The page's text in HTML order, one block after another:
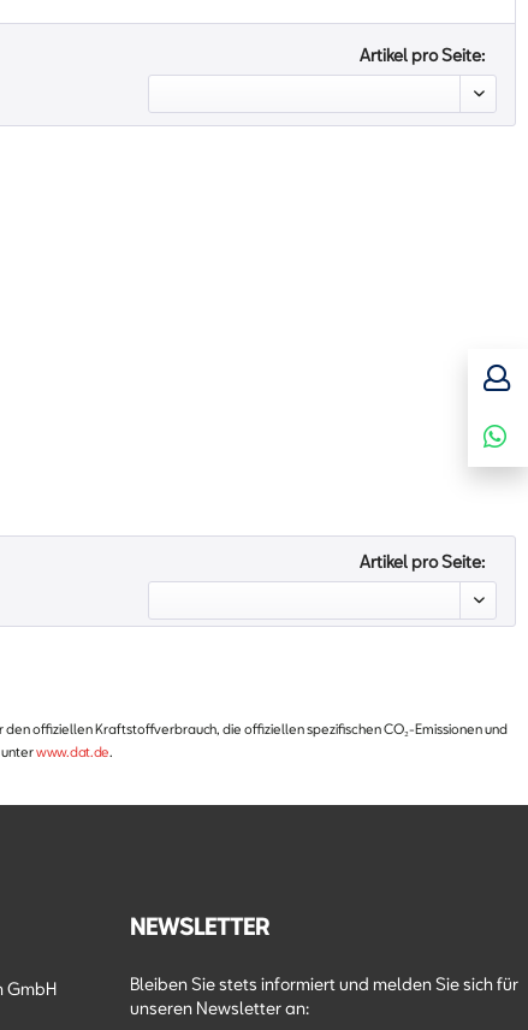
Artikel pro Seite:
Artikel pro Seite:
offiziellen Kraftstoffverbrauch, die offiziellen spezifischen CO₂-Emissionen und
www.dat.de.
GmbH
NEWSLETTER
Bleiben Sie stets informiert und melden Sie sich für
unseren Newsletter an: